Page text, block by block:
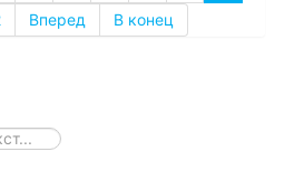
Вперед В конец